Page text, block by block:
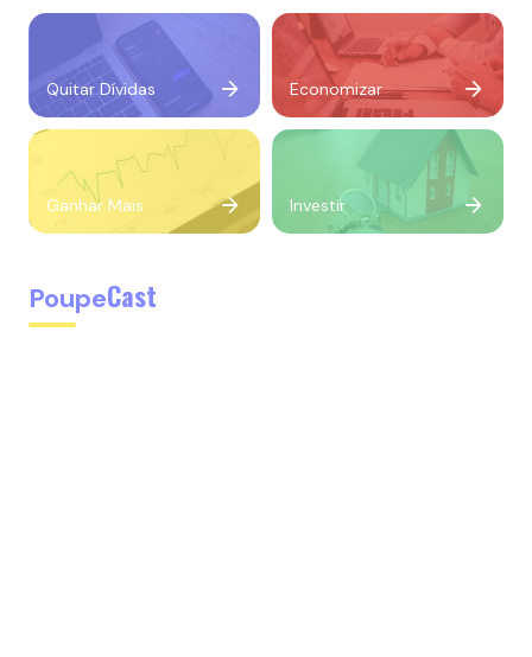
Quitar Dívidas Economizar
Ganhar Mais Investir
PoupeCast